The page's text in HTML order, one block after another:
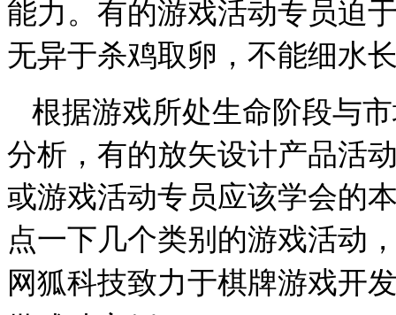
能力。有的游戏活动专员迫
无异于杀鸡取卵，不能细水
根据游戏所处生命阶段与
分析，有的放矢设计产品活
或游戏活动专员应该学会的
点一下几个类别的游戏活动
网狐科技致力于棋牌游戏开